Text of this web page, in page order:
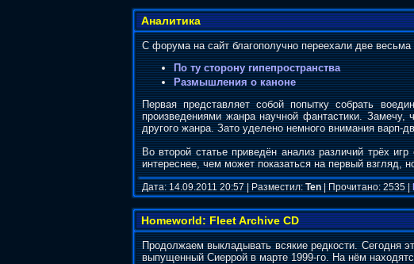
Аналитика
С форума на сайт благополучно переехали две весьма
По ту сторону гипепространства
Размышления о каноне
Первая представляет собой попытку собрать
произведениями жанра научной фантастики.
другого жанра. Зато уделено немного внимания варп-
Во второй статье приведён анализ различий трёх
интереснее, чем может показаться на первый
Дата: 14.09.2011 20:57 | Разместил:Ten| Прочитано: 2535 |
Homeworld: Fleet Archive CD
Продолжаем выкладывать всякие редкости. Сегодня
выпущенный Сиеррой в марте 1999-го. На нём